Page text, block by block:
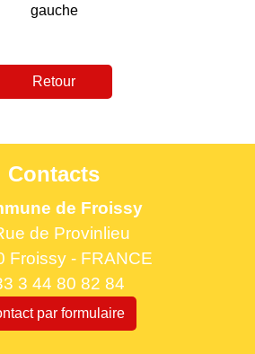
gauche
Retour
Contacts
de Froissy
de Provinlieu
Froissy - FRANCE
3 44 80 82 84
par formulaire